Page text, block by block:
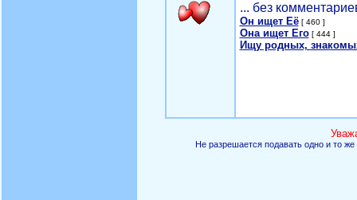
... без
Он ищет Её[ 460 ]
Она ищет Его[ 444 ]
Ищу родных,
Не разрешается подавать одно и то